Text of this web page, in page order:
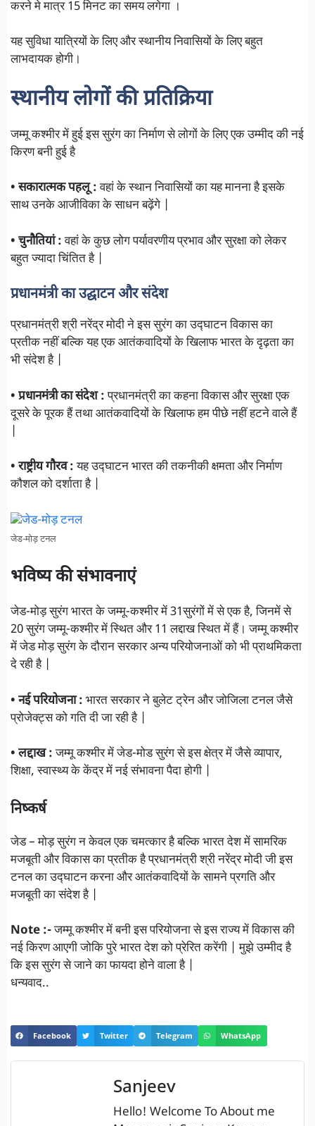
करने मे मात्र 15 मिनट का समय लगेगा ।
यह सुविधा यात्रियों के लिए और स्थानीय निवासियों के लिए बहुत
लाभदायक होगी।
स्थानीय लोगों की प्रतिक्रिया
जम्मू कश्मीर में हुई इस सुरंग का निर्माण से लोगों के लिए एक उम्मीद की नई
किरण बनी हुई है
• सकारात्मक पहलू :वहां के स्थान निवासियों का यह मानना है इसके
साथ उनके आजीविका के साधन बढ़ेंगे |
• चुनौतियां :वहां के कुछ लोग पर्यावरणीय प्रभाव और सुरक्षा को लेकर
बहुत ज्यादा चिंतित है |
प्रधानमंत्री का उद्घाटन और संदेश
प्रधानमंत्री श्री नरेंद्र मोदी ने इस सुरंग का उद्घाटन विकास का
प्रतीक नहीं बल्कि यह एक आतंकवादियों के खिलाफ भारत के दृढ़ता का
भी संदेश है |
• प्रधानमंत्री का संदेश :प्रधानमंत्री का कहना विकास और सुरक्षा एक
दूसरे के पूरक हैं तथा आतंकवादियों के खिलाफ हम पीछे नहीं हटने वाले हैं
• राष्ट्रीय गौरव :यह उद्घाटन भारत की तकनीकी क्षमता और निर्माण
कौशल को दर्शाता है |
जेड-मोड़ टनल
भविष्य की संभावनाएं
जेड-मोड़ सुरंग भारत के जम्मू-कश्मीर में 31सुरंगों में से एक है, जिनमें से
20 सुरंग जम्मू-कश्मीर में स्थित और 11 लद्दाख स्थित में हैं। जम्मू कश्मीर
में जेड मोड़ सुरंग के दौरान सरकार अन्य परियोजनाओं को भी प्राथमिकता
दे रही है |
• नई परियोजना : भारत सरकार ने बुलेट ट्रेन और जोजिला टनल जैसे
प्रोजेक्ट्स को गति दी जा रही है |
• लद्दाख :जम्मू कश्मीर में जेड-मोड सुरंग से इस क्षेत्र में जैसे व्यापार,
शिक्षा, स्वास्थ्य के केंद्र में नई संभावना पैदा होगी |
निष्कर्ष
जेड – मोड़ सुरंग न केवल एक चमत्कार है बल्कि भारत देश में सामरिक
मजबूती और विकास का प्रतीक है प्रधानमंत्री श्री नरेंद्र मोदी जी इस
टनल का उद्घाटन करना और आतंकवादियों के सामने प्रगति और
मजबूती का संदेश है |
Note :-जम्मू कश्मीर में बनी इस परियोजना से इस राज्य में विकास की
नई किरण आएगी जोकि पुरे भारत देश को प्रेरित करेंगी | मुझे उम्मीद है
कि इस सुरंग से जाने का फायदा होने वाला है |
धन्यवाद..
Facebook Twitter Telegram WhatsApp
Sanjeev
Hello! Welcome To About me